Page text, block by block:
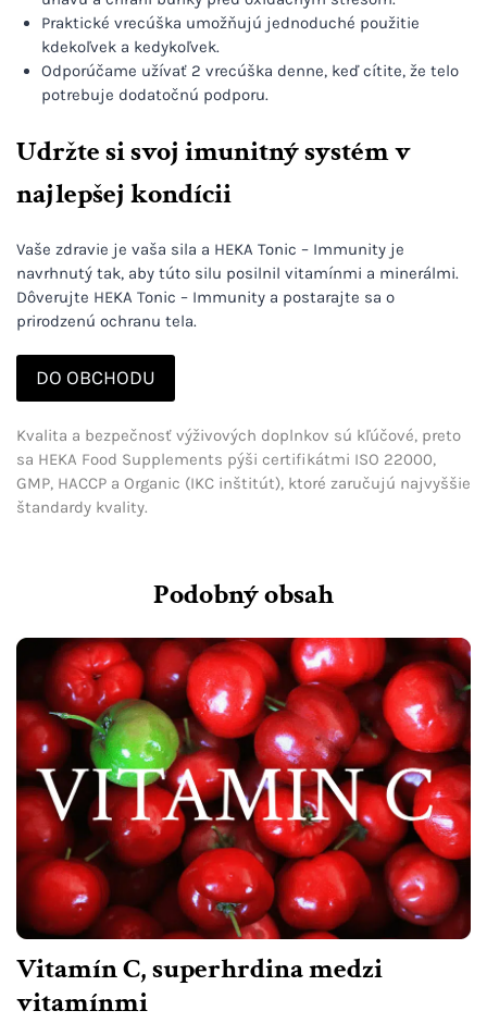
Praktické vrecúška umožňujú jednoduché použitie
kdekoľvek a kedykoľvek.
Odporúčame užívať 2 vrecúška denne, keď cítite, že telo
potrebuje dodatočnú podporu.
Udržte si svoj imunitný systém v
najlepšej kondícii
Vaše zdravie je vaša sila a HEKA Tonic – Immunity je
navrhnutý tak, aby túto silu posilnil vitamínmi a minerálmi.
Dôverujte HEKA Tonic – Immunity a postarajte sa o
prirodzenú ochranu tela.
DO OBCHODU
Kvalita a bezpečnosť výživových doplnkov sú kľúčové, preto
sa HEKA Food Supplements pýši certifikátmi ISO 22000,
GMP, HACCP a Organic (IKC inštitút), ktoré zaručujú najvyššie
štandardy kvality.
Podobný obsah
Vitamín C, superhrdina medzi
vitamínmi